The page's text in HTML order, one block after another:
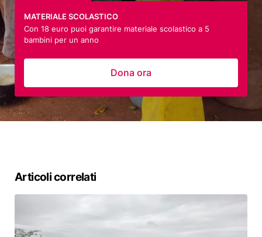
MATERIALE SCOLASTICO
Con 18 euro puoi garantire materiale scolastico a 5
bambini per un anno
Dona ora
Articoli correlati